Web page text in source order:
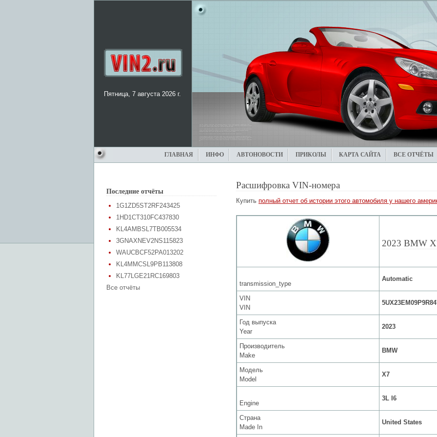
Пятница, 7 августа 2026 г.
ГЛАВНАЯ ИНФО АВТОНОВОСТИ ПРИКОЛЫ КАРТА САЙТА ВСЕ ОТЧЁТЫ
Последние отчёты
1G1ZD5ST2RF243425
1HD1CT310FC437830
KL4AMBSL7TB005534
3GNAXNEV2NS115823
WAUCBCF52PA013202
KL4MMCSL9PB113808
KL77LGE21RC169803
Все отчёты
Расшифровка VIN-номера
Купить полный отчет об истории этого автомобиля у нашего
2023 BMW
transmission_type
Automatic
VIN
VIN
Год выпуска
Year
2023
Производитель
Make
BMW
Модель
Model
X7
Engine
3L I6
Страна
Made In
United States